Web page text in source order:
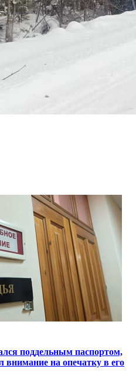
поддельным паспортом,
внимание на опечатку в его